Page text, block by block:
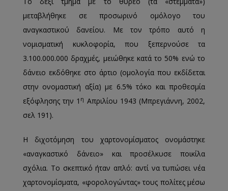
μεταβλήθηκε σε προσωρινό ομόλογο του
αναγκαστικού δανείου. Με τον τρόπο αυτό η
νομισματική κυκλοφορία, που ξεπερνούσε τα
3.100.000.000 δραχμές, μειώθηκε κατά το 50% ενώ το
δάνειο εκδόθηκε στο άρτιο (ομολογία που εκδίδεται
στην ονομαστική αξία) με 6.5% τόκο και προθεσμία
εξόφλησης την 1 η Απριλίου 1943 (Μπρεγιάννη, 2002,
σελ 191).
Η διχοτόμηση του χαρτονομίσματος ονομάστηκε
«αναγκαστικό δάνειο» και προσέλκυσε ποικίλα
σχόλια. Το σκεπτικό ήταν απλό: αντί να τυπώσει νέα
χαρτονομίσματα, «φορολογώντας» τους πολίτες μέσω